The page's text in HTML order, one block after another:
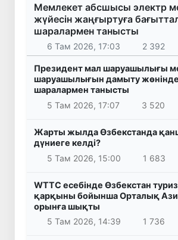
Мемлекет абсшысы электр
жүйесін жаңғыртуға
шаралармен танысты
6 Там 2026, 17:03 2 392
Президент мал шаруашылығы
шаруашылығын дамыту
шаралармен танысты
5 Там 2026, 17:07
3 520
Жарты жылда Өзбекстанда
дүниеге келді?
5 Там 2026, 15:00
1 683
WTTC есебінде Өзбекстан
қарқыны бойынша Орталық
орынға шықты
5 Там 2026, 14:39
1 736